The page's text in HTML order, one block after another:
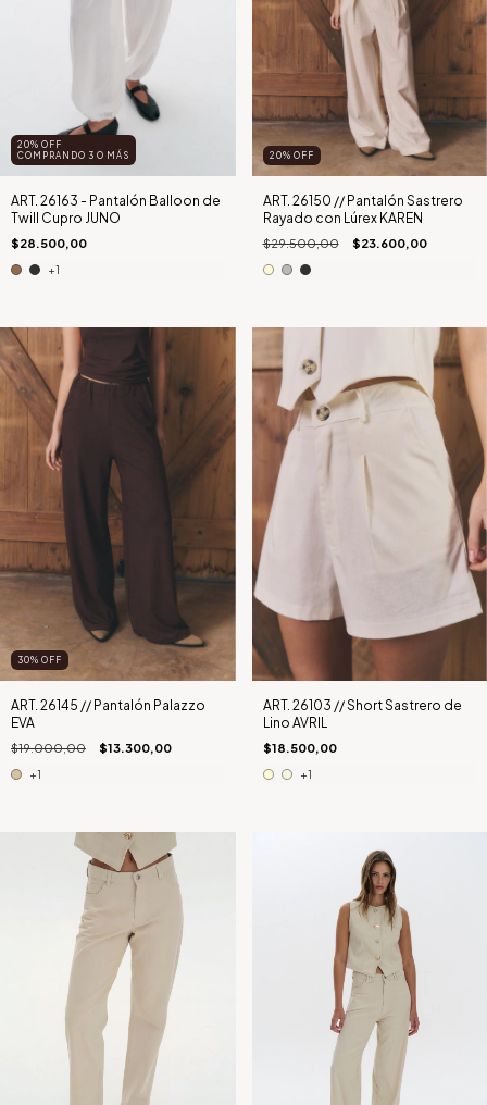
20% OFF
COMPRANDO 3 O MÁS
ART. 26163 - Pantalón Balloon de
Twill Cupro JUNO
$28.500,00
+1
20% OFF
ART. 26150 // Pantalón Sastrero
Rayado con Lúrex KAREN
$29.500,00 $23.600,00
30% OFF
ART. 26145 // Pantalón Palazzo
EVA
$19.000,00 $13.300,00
+1
ART. 26103 // Short Sastrero de
Lino AVRIL
$18.500,00
+1